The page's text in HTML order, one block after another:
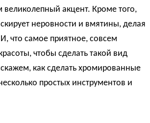
великолепный акцент. Кроме того,
неровности и вмятины, делая
что самое приятное, совсем
чтобы сделать такой вид
как сделать хромированные
простых инструментов и